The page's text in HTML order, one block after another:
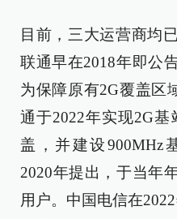
目前，三大运营商均
联通早在2018年即公
为保障原有2G覆盖区
通于2022年实现2G基
盖，并建设900MHz
2020年提出，于当年
用户。中国电信在